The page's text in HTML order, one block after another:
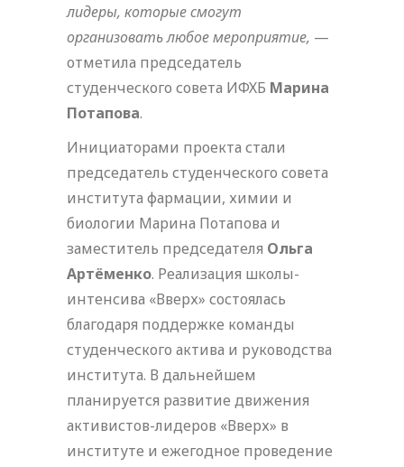
лидеры, которые смогут
организовать любое мероприятие, —
отметила председатель
студенческого совета ИФХБ Марина
Потапова.
Инициаторами проекта стали
председатель студенческого совета
института фармации, химии и
биологии Марина Потапова и
заместитель председателя Ольга
Артёменко. Реализация школы-
интенсива «Вверх» состоялась
благодаря поддержке команды
студенческого актива и руководства
института. В дальнейшем
планируется развитие движения
активистов-лидеров «Вверх» в
институте и ежегодное проведение